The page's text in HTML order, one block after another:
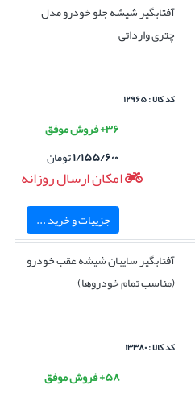
آفتابگیر شیشه جلو خودرو مدل
چتری وارداتی
کد کالا : ۱۲۹۶۵
۳۶+ فروش موفق
۱/۱۵۵/۶۰۰تومان
امکان ارسال روزانه
جزییات و خرید ...
آفتابگیر سایبان شیشه عقب خودرو
(مناسب تمام خودروها)
کد کالا : ۱۳۳۸۰
۵۸+ فروش موفق